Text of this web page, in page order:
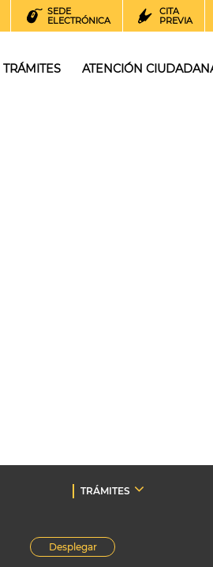
SEDE
ELECTRÓNICA
CITA
PREVIA
TRÁMITES ATENCIÓN
TRÁMITES
Desplegar